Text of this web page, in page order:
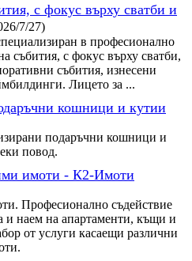
с фокус върху сватби и
7/27)
в професионално
събития, с фокус върху сватби,
събития, изнесени
Лицето за ...
кошници и кутии
подаръчни кошници и
повод.
имоти - К2-Имоти
Професионално съдействие
и наем на апартаменти, къщи и
от услуги касаещи различни